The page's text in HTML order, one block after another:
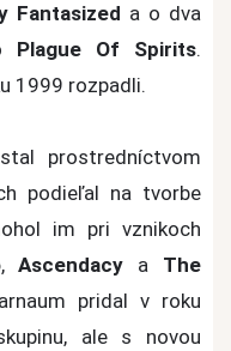
Fantasized a o dva
Plague Of Spirits.
1999 rozpadli.
prostredníctvom
podieľal na tvorbe
im pri vznikoch
,Ascendacy a The
pridal v roku
ale s novou